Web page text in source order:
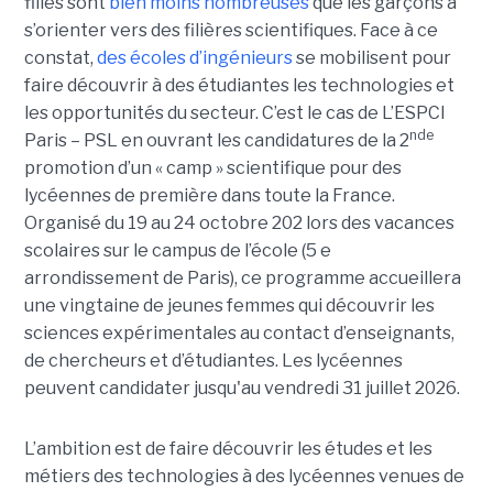
s’orienter vers des filières scientifiques. Face à ce
constat, des écoles d’ingénieursse mobilisent pour
faire découvrir à des étudiantes les technologies et
les opportunités du secteur. C’est le cas de L’ESPCI
Paris – PSL en ouvrant les candidatures de la 2nde
promotion d’un « camp » scientifique pour des
lycéennes de première dans toute la France.
Organisé du 19 au 24 octobre 202 lors des vacances
scolaires sur le campus de l’école (5 e
arrondissement de Paris), ce programme accueillera
une vingtaine de jeunes femmes qui découvrir les
sciences expérimentales au contact d’enseignants,
de chercheurs et d’étudiantes. Les lycéennes
peuvent candidater jusqu'au vendredi 31 juillet 2026.
L’ambition est de faire découvrir les études et les
métiers des technologies à des lycéennes venues de